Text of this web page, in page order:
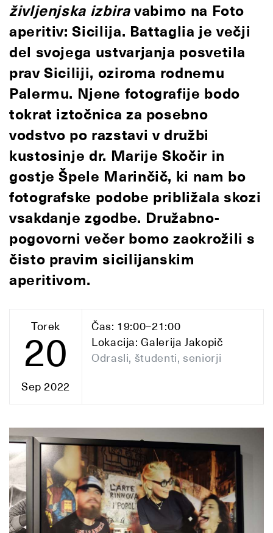
življenjska izbiravabimo na Foto
aperitiv: Sicilija. Battaglia je večji
del svojega ustvarjanja posvetila
prav Siciliji, oziroma rodnemu
Palermu. Njene fotografije bodo
tokrat iztočnica za posebno
vodstvo po razstavi v družbi
kustosinje dr. Marije Skočir in
gostje Špele Marinčič, ki nam bo
fotografske podobe približala skozi
vsakdanje zgodbe. Družabno-
pogovorni večer bomo zaokrožili s
čisto pravim sicilijanskim
aperitivom.
Torek
20
Sep 2022
Čas: 19:00–21:00
Lokacija: Galerija Jakopič
Odrasli, študenti, seniorji